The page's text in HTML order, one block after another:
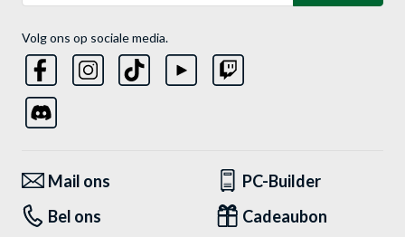
Volg ons op sociale media.
Mail ons
PC-Builder
Bel ons
Cadeaubon